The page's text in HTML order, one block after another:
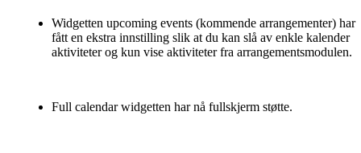
Widgetten upcoming events (kommende arrangementer) har
fått en ekstra innstilling slik at du kan slå av enkle kalender
aktiviteter og kun vise aktiviteter fra arrangementsmodulen.
Full calendar widgetten har nå fullskjerm støtte.